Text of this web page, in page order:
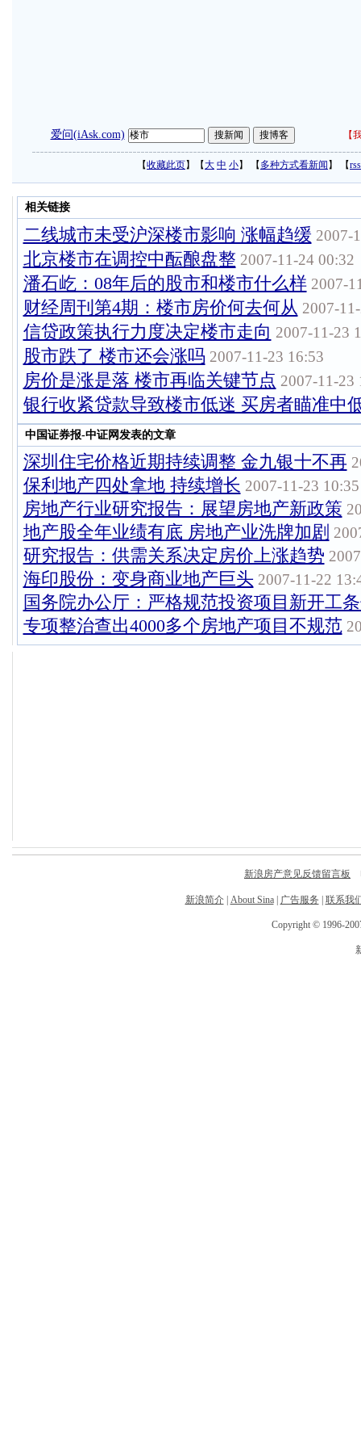
爱问(iAsk.com) 【
【收藏此页】【大 中 小】 【 多种方式看新闻 】 【
相关链接
二线城市未受沪深楼市影响 涨幅趋缓 2007-
北京楼市在调控中酝酿盘整 2007-11-24 00:32
潘石屹：08年后的股市和楼市什么样2007-
财经周刊第4期：楼市房价何去何从 2007-
信贷政策执行力度决定楼市走向 2007-11-23
股市跌了 楼市还会涨吗 2007-11-23 16:53
房价是涨是落 楼市再临关键节点 2007-11-23
银行收紧贷款导致楼市低迷 买房者瞄准中
中国证券报-中证网发表的文章
深圳住宅价格近期持续调整 金九银十不再
保利地产四处拿地 持续增长 2007-11-23 10:35
房地产行业研究报告：展望房地产新政策
地产股全年业绩有底 房地产业洗牌加剧
研究报告：供需关系决定房价上涨趋势
海印股份：变身商业地产巨头2007-11-22
国务院办公厅：严格规范投资项目新开工
专项整治查出4000多个房地产项目不规范
新浪房产意见反馈留言板
新浪简介| About Sina| 广告服务 联系我
Copyright © 1996-